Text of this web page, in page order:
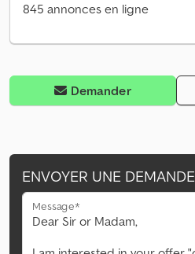
845 annonces en ligne
Demander
ENVOYER UNE DEMANDE
Message*